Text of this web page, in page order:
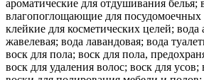
ароматические для отдушивания белья;
влагопоглощающие для
клейкие для косметических целей; вода
жавелевая; вода лавандовая; вода
воск для пола; воск для пола,
воск для удаления волос; воск для